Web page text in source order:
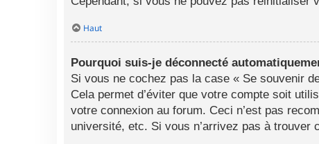
Haut
Pourquoi suis-je déconnecté
Si vous ne cochez pas la case « Se souvenir
Cela permet d’éviter que votre compte soit
votre connexion au forum. Ceci n’est pas
université, etc. Si vous n’arrivez pas à trouver